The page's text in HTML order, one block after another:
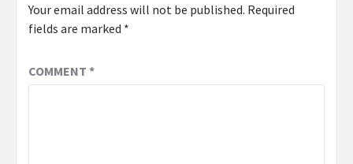
Your email address will not be published. Required
fields are marked *
COMMENT *